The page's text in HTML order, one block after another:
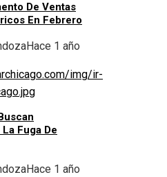
De Ventas
En Febrero
Hace 1 año
Fuga De
Hace 1 año